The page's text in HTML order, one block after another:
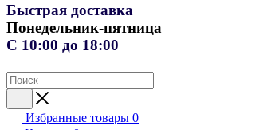
Быстрая доставка
Понедельник-пятница
С 10:00 до 18:00
Избранные товары 0